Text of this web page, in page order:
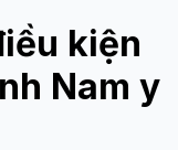
kiện
Nam y